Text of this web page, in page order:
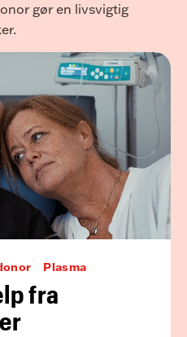
gør en livsvigtig
Plasma
fra